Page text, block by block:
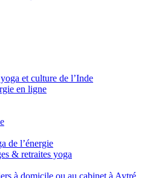
et culture de l’Inde
en ligne
de l’énergie
& retraites yoga